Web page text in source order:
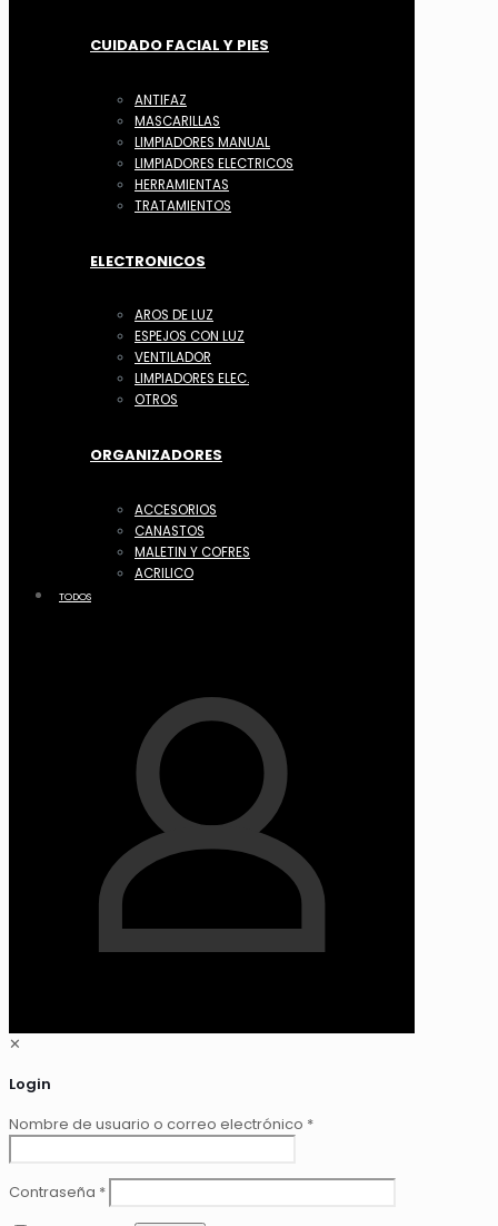
CUIDADO FACIAL Y PIES
ANTIFAZ
MASCARILLAS
LIMPIADORES MANUAL
LIMPIADORES ELECTRICOS
HERRAMIENTAS
TRATAMIENTOS
ELECTRONICOS
AROS DE LUZ
ESPEJOS CON LUZ
VENTILADOR
LIMPIADORES ELEC.
OTROS
ORGANIZADORES
ACCESORIOS
CANASTOS
MALETIN Y COFRES
ACRILICO
TODOS
✕
Login
Nombre de usuario o correo electrónico *
Contraseña *